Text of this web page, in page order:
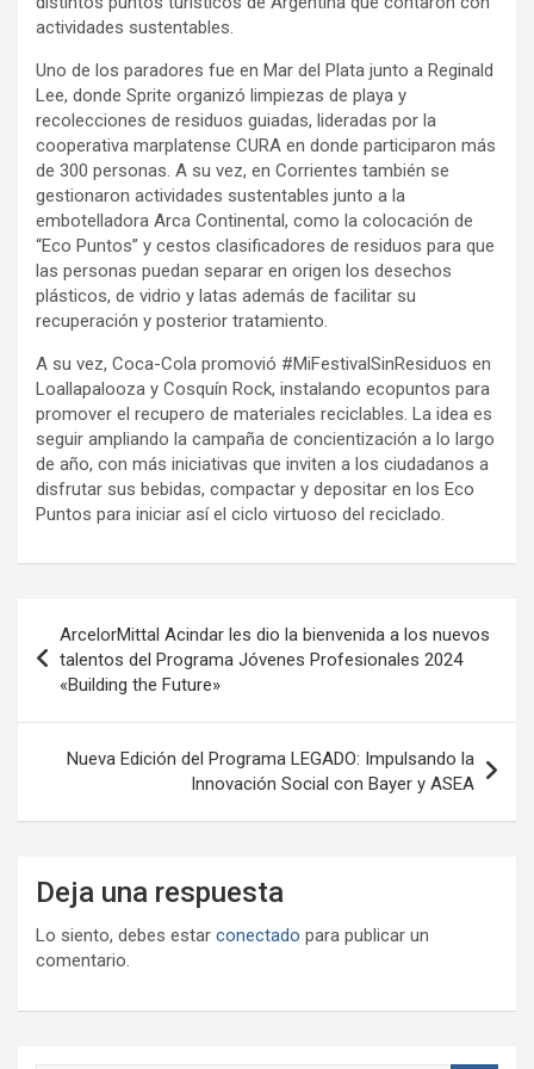
actividades sustentables.
Uno de los paradores fue en Mar del Plata junto a Reginald
Lee, donde Sprite organizó limpiezas de playa y
recolecciones de residuos guiadas, lideradas por la
cooperativa marplatense CURA en donde participaron más
de 300 personas. A su vez, en Corrientes también se
gestionaron actividades sustentables junto a la
embotelladora Arca Continental, como la colocación de
“Eco Puntos” y cestos clasificadores de residuos para que
las personas puedan separar en origen los desechos
plásticos, de vidrio y latas además de facilitar su
recuperación y posterior tratamiento.
A su vez, Coca-Cola promovió #MiFestivalSinResiduos en
Loallapalooza y Cosquín Rock, instalando ecopuntos para
promover el recupero de materiales reciclables. La idea es
seguir ampliando la campaña de concientización a lo largo
de año, con más iniciativas que inviten a los ciudadanos a
disfrutar sus bebidas, compactar y depositar en los Eco
Puntos para iniciar así el ciclo virtuoso del reciclado.
de
entradas
ArcelorMittal Acindar les dio la bienvenida a los nuevos
talentos del Programa Jóvenes Profesionales 2024
«Building the Future»
Nueva Edición del Programa LEGADO: Impulsando la
Innovación Social con Bayer y ASEA
Deja una respuesta
Lo siento, debes estar conectado para publicar un
comentario.